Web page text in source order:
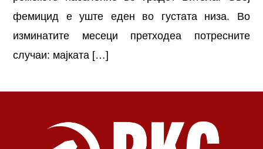
фемицид е уште еден во густата низа. Во
изминатите месеци претходеа потресните
случаи: мајката […]